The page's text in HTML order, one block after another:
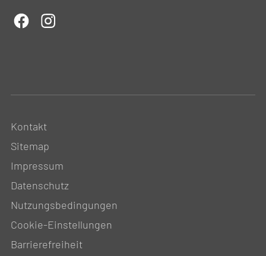
Kontakt
Sitemap
Impressum
Datenschutz
Nutzungsbedingungen
Cookie-Einstellungen
Barrierefreiheit